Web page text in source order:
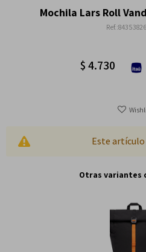
Mochila Lars Roll
$4.730
Este
Otras variantes